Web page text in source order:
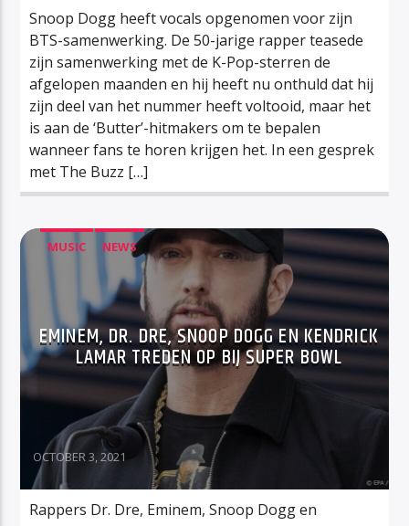
Snoop Dogg heeft vocals opgenomen voor zijn
BTS-samenwerking. De 50-jarige rapper teasede
zijn samenwerking met de K-Pop-sterren de
afgelopen maanden en hij heeft nu onthuld dat hij
zijn deel van het nummer heeft voltooid, maar het
is aan de ‘Butter’-hitmakers om te bepalen
wanneer fans te horen krijgen het. In een gesprek
met The Buzz […]
MUSIC NEWS
EMINEM, DR. DRE, SNOOP DOGG EN KENDRICK
LAMAR TREDEN OP BIJ SUPER BOWL
OCTOBER 3, 2021
Rappers Dr. Dre, Eminem, Snoop Dogg en